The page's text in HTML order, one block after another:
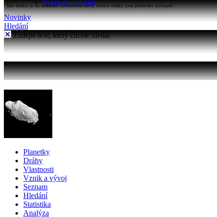
Katalogy objektů
Tato funkce je na stránkách Astronomia nová, testové otázky jsou přidávány postupně...
Novinky
Hledání
Zadejte text, který chcete hledat
Planetky
Dráhy
Vlastnosti
Vznik a vývoj
Seznam
Hledání
Statistika
Analýza